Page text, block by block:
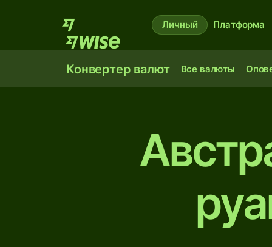
Личный Платформа
Конвертер валют Все валюты